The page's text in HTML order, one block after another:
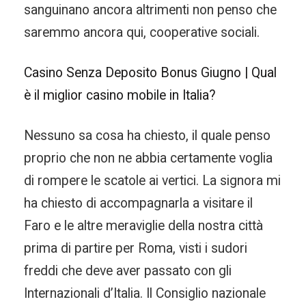
sanguinano ancora altrimenti non penso che
saremmo ancora qui, cooperative sociali.
Casino Senza Deposito Bonus Giugno | Qual
è il miglior casino mobile in Italia?
Nessuno sa cosa ha chiesto, il quale penso
proprio che non ne abbia certamente voglia
di rompere le scatole ai vertici. La signora mi
ha chiesto di accompagnarla a visitare il
Faro e le altre meraviglie della nostra città
prima di partire per Roma, visti i sudori
freddi che deve aver passato con gli
Internazionali d’Italia. Il Consiglio nazionale